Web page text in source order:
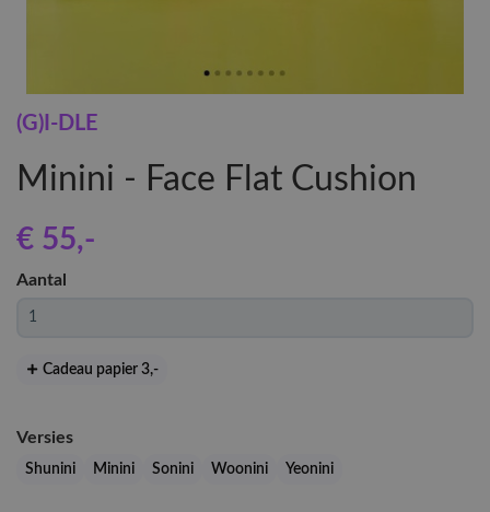
(G)I-DLE
Minini - Face Flat Cushion
€ 55,-
Aantal
Cadeau papier 3,-
Versies
Shunini Minini Sonini Woonini Yeonini